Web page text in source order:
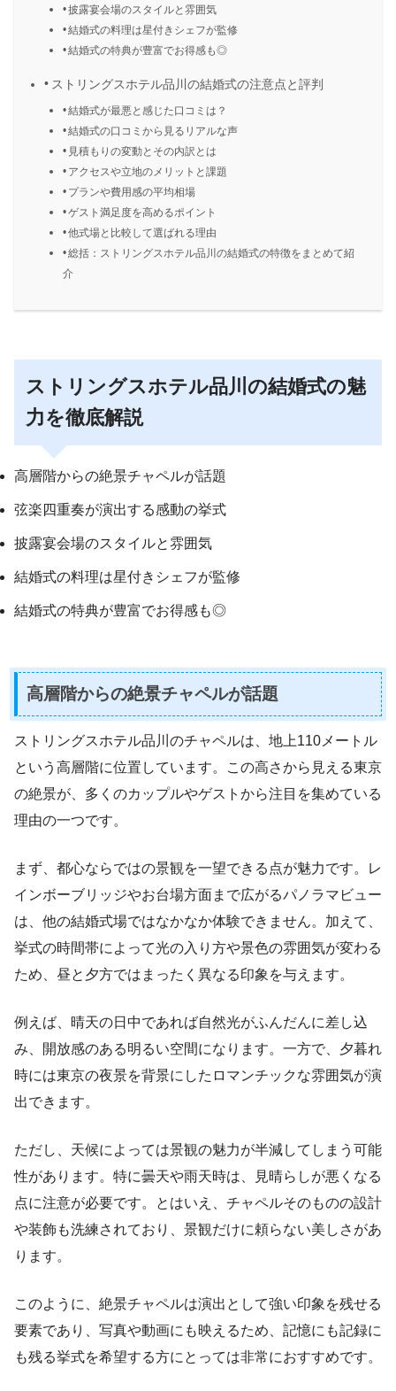
披露宴会場のスタイルと雰囲気
結婚式の料理は星付きシェフが監修
結婚式の特典が豊富でお得感も◎
ストリングスホテル品川の結婚式の注意点と評判
結婚式が最悪と感じた口コミは？
結婚式の口コミから見るリアルな声
見積もりの変動とその内訳とは
アクセスや立地のメリットと課題
プランや費用感の平均相場
ゲスト満足度を高めるポイント
他式場と比較して選ばれる理由
総括：ストリングスホテル品川の結婚式の特徴をまとめて紹
介
ストリングスホテル品川の結婚式の魅
力を徹底解説
高層階からの絶景チャペルが話題
弦楽四重奏が演出する感動の挙式
披露宴会場のスタイルと雰囲気
結婚式の料理は星付きシェフが監修
結婚式の特典が豊富でお得感も◎
高層階からの絶景チャペルが話題
ストリングスホテル品川のチャペルは、地上110メートル
という高層階に位置しています。この高さから見える東京
の絶景が、多くのカップルやゲストから注目を集めている
理由の一つです。
まず、都心ならではの景観を一望できる点が魅力です。レ
インボーブリッジやお台場方面まで広がるパノラマビュー
は、他の結婚式場ではなかなか体験できません。加えて、
挙式の時間帯によって光の入り方や景色の雰囲気が変わる
ため、昼と夕方ではまったく異なる印象を与えます。
例えば、晴天の日中であれば自然光がふんだんに差し込
み、開放感のある明るい空間になります。一方で、夕暮れ
時には東京の夜景を背景にしたロマンチックな雰囲気が演
出できます。
ただし、天候によっては景観の魅力が半減してしまう可能
性があります。特に曇天や雨天時は、見晴らしが悪くなる
点に注意が必要です。とはいえ、チャペルそのものの設計
や装飾も洗練されており、景観だけに頼らない美しさがあ
ります。
このように、絶景チャペルは演出として強い印象を残せる
要素であり、写真や動画にも映えるため、記憶にも記録に
も残る挙式を希望する方にとっては非常におすすめです。